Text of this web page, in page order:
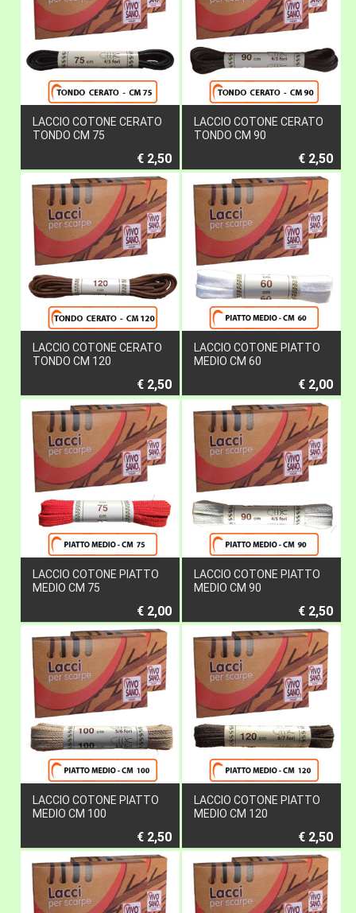
LACCIO COTONE CERATO
TONDO CM 75
€ 2,50
LACCIO COTONE CERATO
TONDO CM 90
€ 2,50
LACCIO COTONE CERATO
TONDO CM 120
€ 2,50
LACCIO COTONE PIATTO
MEDIO CM 60
€ 2,00
LACCIO COTONE PIATTO
MEDIO CM 75
€ 2,00
LACCIO COTONE PIATTO
MEDIO CM 90
€ 2,50
LACCIO COTONE PIATTO
MEDIO CM 100
€ 2,50
LACCIO COTONE PIATTO
MEDIO CM 120
€ 2,50